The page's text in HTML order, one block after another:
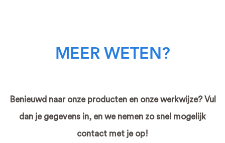
MEER WETEN?
Benieuwd naar onze producten en onze werkwijze? Vul
dan je gegevens in, en we nemen zo snel mogelijk
contact met je op!